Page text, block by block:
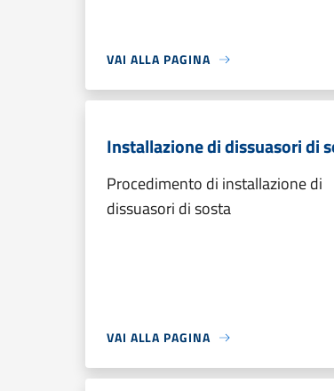
VAI ALLA PAGINA
Installazione di dissuasori di
Procedimento di installazione di
dissuasori di sosta
VAI ALLA PAGINA